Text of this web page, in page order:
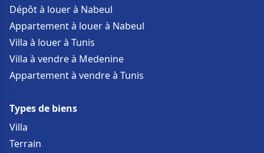
Dépôt à louer à Nabeul
Appartement à louer à Nabeul
Villa à louer à Tunis
Villa à vendre à Medenine
Appartement à vendre à Tunis
Types de biens
Villa
Terrain